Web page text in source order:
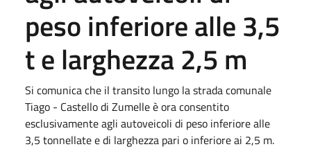
peso inferiore alle 3,5
t e larghezza 2,5 m
Si comunica che il transito lungo la strada comunale
Tiago - Castello di Zumelle è ora consentito
esclusivamente agli autoveicoli di peso inferiore alle
3,5 tonnellate e di larghezza pari o inferiore ai 2,5 m.